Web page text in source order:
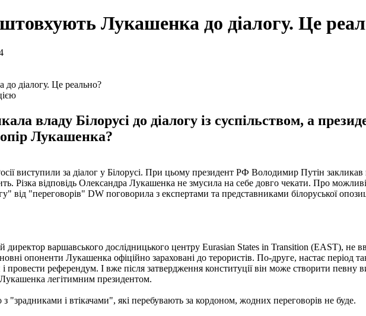
Лукашенка до діалогу. Це
владу Білорусі до діалогу із суспільством, а
Лукашенка?
виступили за діалог у Білорусі. При цьому президент РФ Володимир Путін
Різка відповідь Олександра Лукашенка не змусила на себе довго чекати. Про
від "переговорів" DW поговорила з експертами та представниками білоруської
директор варшавського дослідницького центру Eurasian States in Transition (EAST), не
опоненти Лукашенка офіційно зараховані до терористів. По-друге, настає період
провести референдум. І вже після затвердження конституції він може створити певну
легітимним президентом.
і втікачами", які перебувають за кордоном, жодних переговорів не буде.